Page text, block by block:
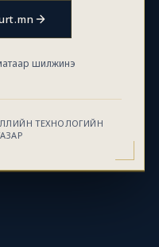
шилжинэ
ТЕХНОЛОГИЙН